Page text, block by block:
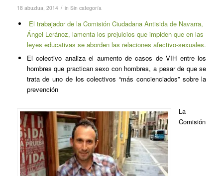
18 abuztua, 2014 / in Sin categoría
El trabajador de la Comisión Ciudadana Antisida de Navarra,
Ángel Leránoz, lamenta los prejuicios que impiden que en las
leyes educativas se aborden las relaciones afectivo-sexuales.
El colectivo analiza el aumento de casos de VIH entre los
hombres que practican sexo con hombres, a pesar de que se
trata de uno de los colectivos “más concienciados” sobre la
prevención
La
Comisión